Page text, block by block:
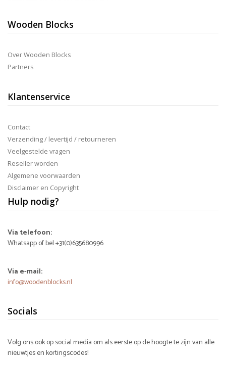
Wooden Blocks
Over Wooden Blocks
Partners
Klantenservice
Contact
Verzending / levertijd / retourneren
Veelgestelde vragen
Reseller worden
Algemene voorwaarden
Disclaimer en Copyright
Hulp nodig?
Via telefoon:
Whatsapp of bel +31(0)635680996
Via e-mail:
info@woodenblocks.nl
Socials
Volg ons ook op social media om als eerste op de hoogte te zijn van alle
nieuwtjes en kortingscodes!